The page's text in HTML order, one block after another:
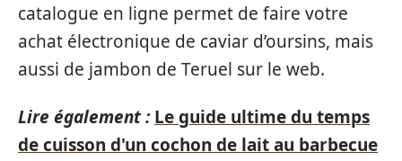
catalogue en ligne permet de faire votre
achat électronique de caviar d’oursins, mais
aussi de jambon de Teruel sur le web.
Lire également : Le guide ultime du temps
de cuisson d'un cochon de lait au barbecue